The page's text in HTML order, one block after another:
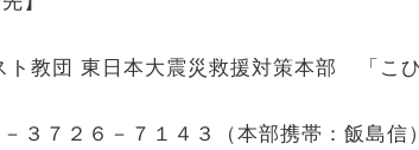
教団 東日本大震災救援対策本部 「こ
－３７２６－７１４３（本部携帯：飯島信）